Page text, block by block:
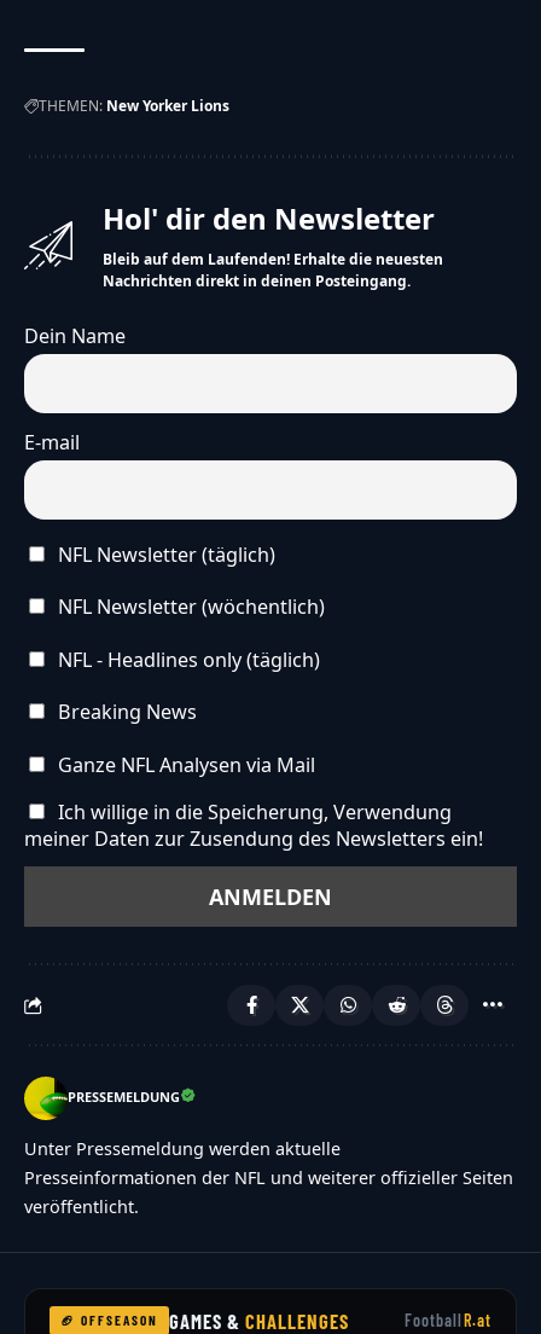
THEMEN: New Yorker Lions
Hol' dir den Newsletter
Bleib auf dem Laufenden! Erhalte die neuesten
Nachrichten direkt in deinen Posteingang.
Dein Name
E-mail
NFL Newsletter (täglich)
NFL Newsletter (wöchentlich)
NFL - Headlines only (täglich)
Breaking News
Ganze NFL Analysen via Mail
Ich willige in die Speicherung, Verwendung
meiner Daten zur Zusendung des Newsletters ein!
PRESSEMELDUNG
Unter Pressemeldung werden aktuelle
Presseinformationen der NFL und weiterer offizieller Seiten
veröffentlicht.
🏈 OFFSEASON GAMES &CHALLENGES FootballR.at